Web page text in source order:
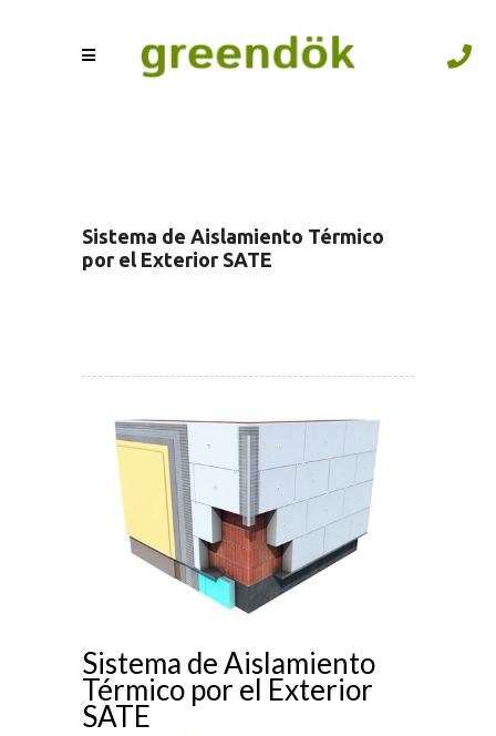
Sistema de Aislamiento Térmico
por el Exterior SATE
Sistema de Aislamiento
Térmico por el Exterior
SATE